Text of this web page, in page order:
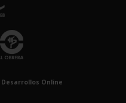
Desarrollos Online